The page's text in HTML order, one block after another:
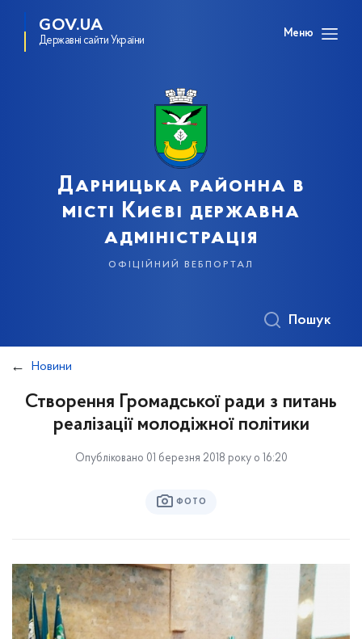
GOV.UA
Державні сайти України
Меню
Дарницька районна в
місті Києві державна
адміністрація
офіційний вебпортал
Пошук
Новини
Створення Громадської ради з питань
реалізації молодіжної політики
Опубліковано 01 березня 2018 року о 16:20
ФОТО